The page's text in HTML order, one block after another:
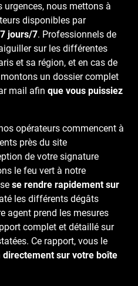
urgences, nous mettons à
disponibles par
jours/7. Professionnels de
sur les différentes
et sa région, et en cas de
un dossier complet
mail afinque vous puissiez
opérateurs commencent à
près du site
de votre signature
le feu vert à notre
se rendre rapidement sur
les différents dégâts
agent prend les mesures
complet et détaillé sur
Ce rapport, vous le
directement sur votre boîte